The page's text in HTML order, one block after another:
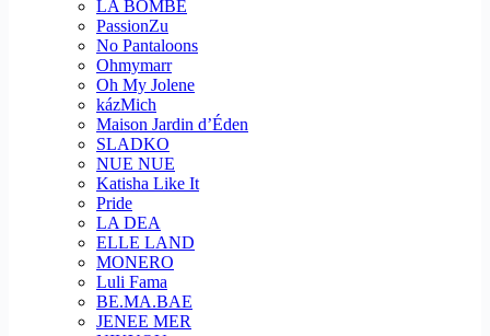
LA BOMBE
PassionZu
No Pantaloons
Ohmymarr
Oh My Jolene
kázMich
Maison Jardin d’Éden
SLADKO
NUE NUE
Katisha Like It
Pride
LA DEA
ELLE LAND
MONERO
Luli Fama
BE.MA.BAE
JENEE MER